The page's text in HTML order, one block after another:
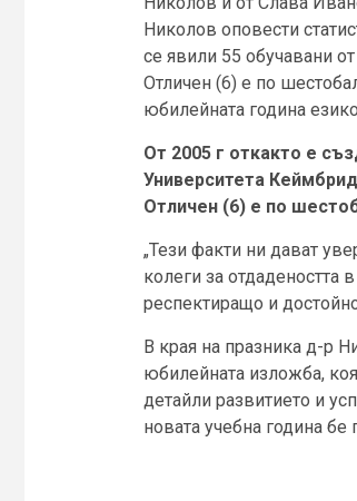
Николов оповести
се явили 55 обучавани
Отличен (6) е по
юбилейната година
От 2005 г откакто е
Университета
Отличен (6) е по
„Тези факти ни дават
колеги за отдадеността
респектиращо и
В края на празника д-р
юбилейната изложба,
детайли развитието и
новата учебна година